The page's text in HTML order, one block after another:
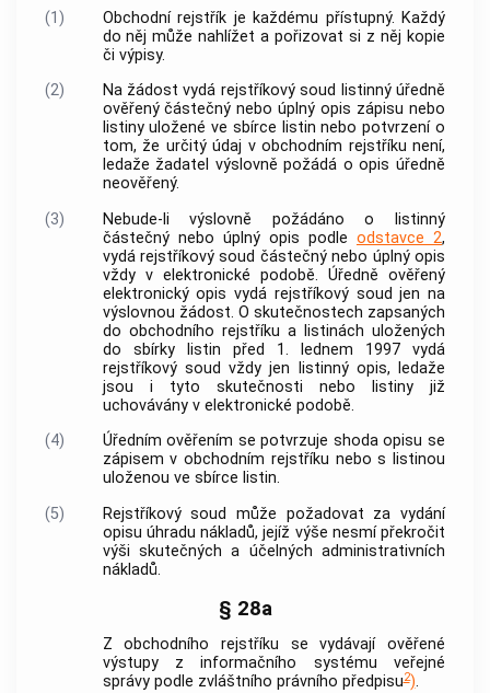
(1)
Obchodní rejstřík je každému přístupný. Každý
do něj může nahlížet a pořizovat si z něj kopie
či výpisy.
(2)
Na žádost vydá rejstříkový soud listinný úředně
ověřený částečný nebo úplný opis zápisu nebo
listiny uložené ve sbírce listin nebo potvrzení o
tom, že určitý údaj v obchodním rejstříku není,
ledaže žadatel výslovně požádá o opis úředně
neověřený.
(3)
Nebude-li výslovně požádáno o listinný
částečný nebo úplný opis podle odstavce 2,
vydá rejstříkový soud částečný nebo úplný opis
vždy v elektronické podobě. Úředně ověřený
elektronický opis vydá rejstříkový soud jen na
výslovnou žádost. O skutečnostech zapsaných
do obchodního rejstříku a listinách uložených
do sbírky listin před 1. lednem 1997 vydá
rejstříkový soud vždy jen listinný opis, ledaže
jsou i tyto skutečnosti nebo listiny již
uchovávány v elektronické podobě.
(4)
Úředním ověřením se potvrzuje shoda opisu se
zápisem v obchodním rejstříku nebo s listinou
uloženou ve sbírce listin.
(5)
Rejstříkový soud může požadovat za vydání
opisu úhradu nákladů, jejíž výše nesmí překročit
výši skutečných a účelných administrativních
nákladů.
§ 28a
Z obchodního rejstříku se vydávají ověřené
výstupy z informačního systému veřejné
správy podle zvláštního právního předpisu2).